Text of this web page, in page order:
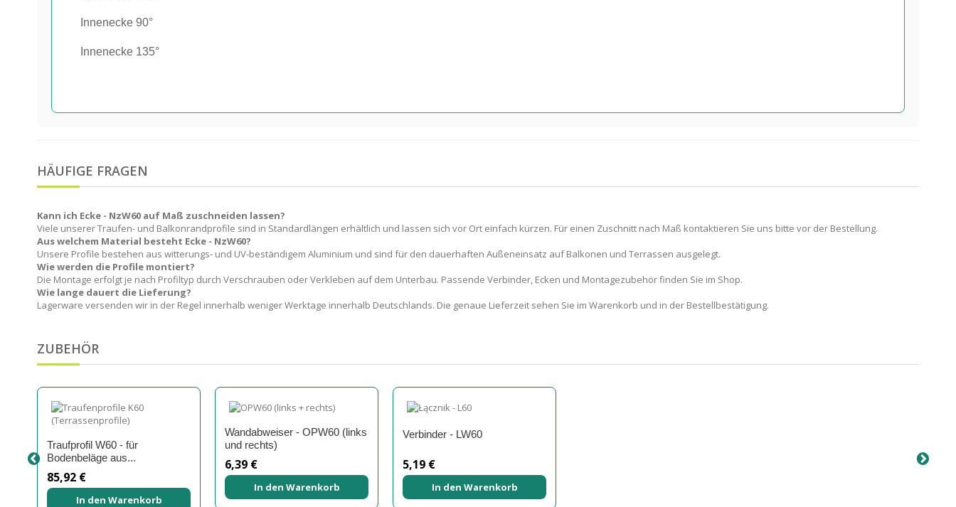
Innenecke 90°
Innenecke 135°
HÄUFIGE FRAGEN
Kann ich Ecke - NzW60 auf Maß zuschneiden lassen?
Viele unserer Traufen- und Balkonrandprofile sind in Standardlängen erhältlich und lassen sich vor Ort einfach kürzen. Für einen Zuschnitt nach Maß kontaktieren Sie uns bitte vor der Bestellung.
Aus welchem Material besteht Ecke - NzW60?
Unsere Profile bestehen aus witterungs- und UV-beständigem Aluminium und sind für den dauerhaften Außeneinsatz auf Balkonen und Terrassen ausgelegt.
Wie werden die Profile montiert?
Die Montage erfolgt je nach Profiltyp durch Verschrauben oder Verkleben auf dem Unterbau. Passende Verbinder, Ecken und Montagezubehör finden Sie im Shop.
Wie lange dauert die Lieferung?
Lagerware versenden wir in der Regel innerhalb weniger Werktage innerhalb Deutschlands. Die genaue Lieferzeit sehen Sie im Warenkorb und in der Bestellbestätigung.
ZUBEHÖR
Traufprofil W60 - für
Bodenbeläge aus...
85,92 €
In den Warenkorb
Wandabweiser - OPW60 (links
und rechts)
6,39 €
In den Warenkorb
Verbinder - LW60
5,19 €
In den Warenkorb